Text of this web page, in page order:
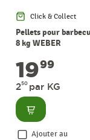
Click & Collect
Pellets pour
8 kg WEBER
1999
250 par KG
Consulter
Ajouter au